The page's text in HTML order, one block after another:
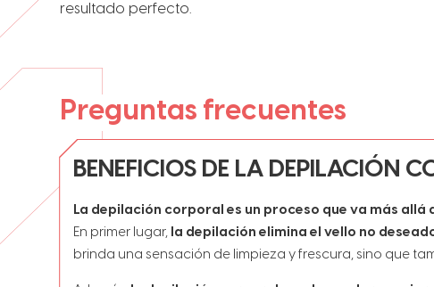
resultado perfecto.
Preguntas frecuentes
BENEFICIOS DE LA DEPILACIÓN
La depilación corporal es un proceso que va más allá
En primer lugar, la depilación elimina el vello no
brinda una sensación de limpieza y frescura, sino que